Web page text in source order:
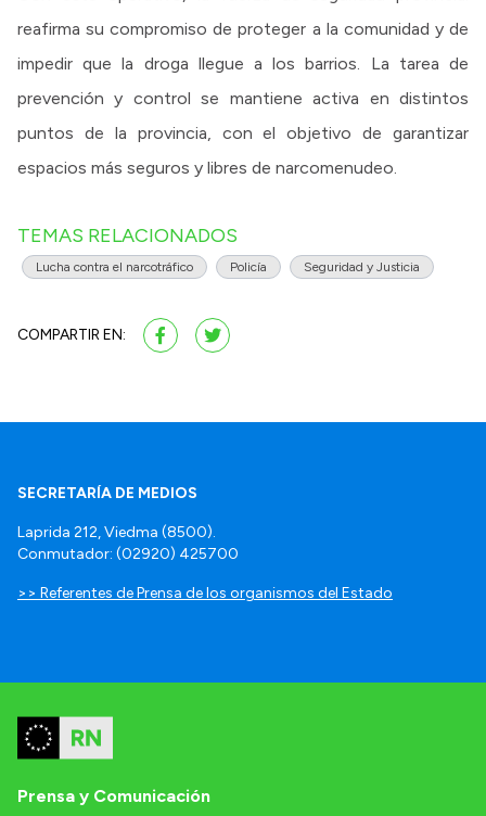
reafirma su compromiso de proteger a la comunidad y de
impedir que la droga llegue a los barrios. La tarea de
prevención y control se mantiene activa en distintos
puntos de la provincia, con el objetivo de garantizar
espacios más seguros y libres de narcomenudeo.
TEMAS RELACIONADOS
Lucha contra el narcotráfico Policía Seguridad y Justicia
COMPARTIR EN:
SECRETARÍA DE MEDIOS
Laprida 212, Viedma (8500).
Conmutador: (02920) 425700
>> Referentes de Prensa de los organismos del Estado
Prensa y Comunicación